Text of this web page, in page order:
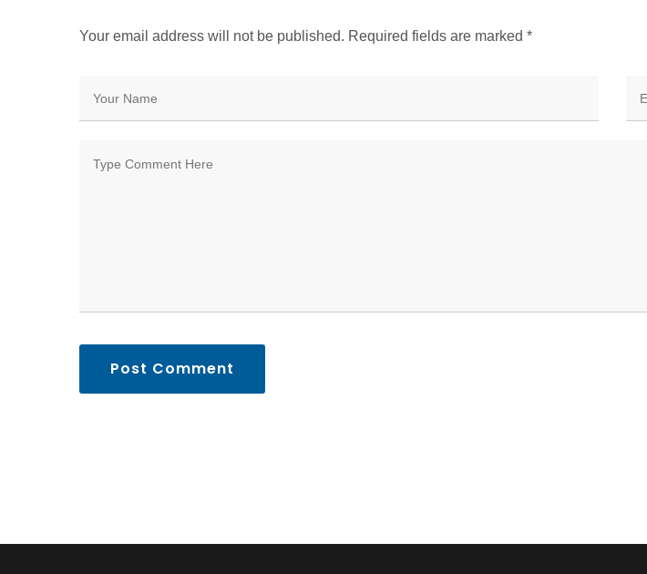
Your email address will not be published. Required fields are marked *
Post Comment